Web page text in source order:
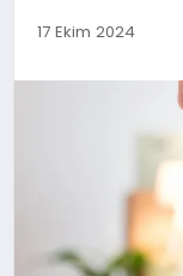
EKONOMI
SIYASET
17 Ekim 2024